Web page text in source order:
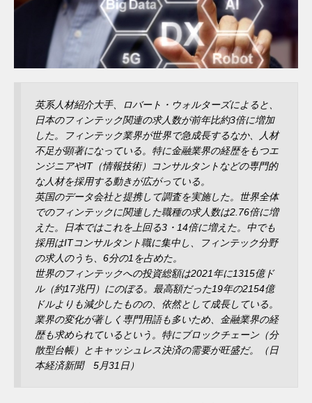
英系人材紹介大手、ロバート・ウォルターズによると、
日本のフィンテック関連の求人数が前年比約3倍に増加
した。フィンテック業界が世界で急成長するなか、人材
不足が顕著になっている。特に金融業界の経歴をもつエ
ンジニアやIT（情報技術）コンサルタントなどの専門的
な人材を採用する動きが広がっている。
英国のデータ会社と提携して調査を実施した。世界全体
でのフィンテックに関連した職種の求人数は2.76倍に増
えた。日本ではこれを上回る3・14倍に増えた。中でも
採用はITコンサルタント職に集中し、フィンテック分野
の求人のうち、6分の1を占めた。
世界のフィンテックへの投資総額は2021年に1315億ド
ル（約17兆円）にのぼる。最高額だった19年の2154億
ドルよりも減少したものの、依然として成長している。
業界の変化が著しく専門用語も多いため、金融業界の経
歴も求められているという。特にブロックチェーン（分
散型台帳）とキャッシュレス決済の需要が旺盛だ。（日
本経済新聞 5月31日）